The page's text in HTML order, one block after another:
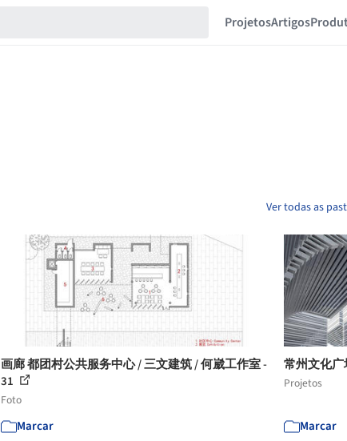
ProjetosArtigos
Ver todas as
画廊 都团村公共服务中心 / 三文建筑 / 何崴工作室 -
31
Foto
Marcar
常州文化广
Projetos
Marcar